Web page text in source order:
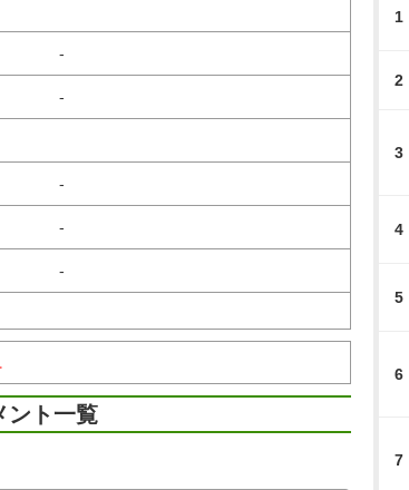
-
-
-
-
-
ント一覧
1
2
3
4
5
6
7